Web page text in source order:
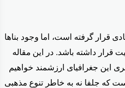
قرار گرفته است، اما وجود بناها
داشته باشد. در این مقاله
این جغرافیای ارزشمند خواهیم
که جلفا نه به خاطر تنوع مذهبی